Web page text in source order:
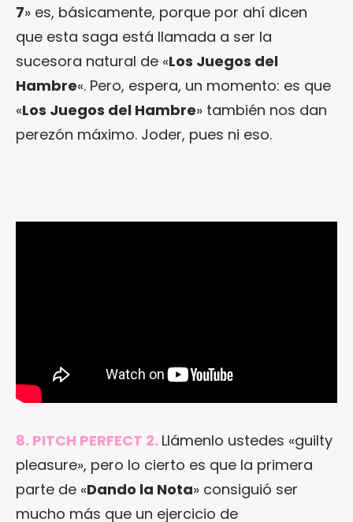
7» es, básicamente, porque por ahí dicen
que esta saga está llamada a ser la
sucesora natural de «Los Juegos del
Hambre«. Pero, espera, un momento: es que
«Los Juegos del Hambre» también nos dan
perezón máximo. Joder, pues ni eso.
8. PITCH PERFECT 2. Llámenlo ustedes «guilty
pleasure», pero lo cierto es que la primera
parte de «Dando la Nota» consiguió ser
mucho más que un ejercicio de